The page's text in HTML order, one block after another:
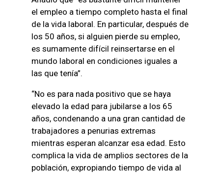
el empleo a tiempo completo hasta el final
de la vida laboral. En particular, después de
los 50 años, si alguien pierde su empleo,
es sumamente difícil reinsertarse en el
mundo laboral en condiciones iguales a
las que tenía”.
“No es para nada positivo que se haya
elevado la edad para jubilarse a los 65
años, condenando a una gran cantidad de
trabajadores a penurias extremas
mientras esperan alcanzar esa edad. Esto
complica la vida de amplios sectores de la
población, expropiando tiempo de vida al